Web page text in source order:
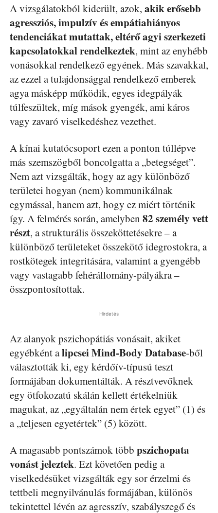
A vizsgálatokból kiderült, azok, akik erősebb
agressziós, impulzív és empátiahiányos
tendenciákat mutattak, eltérő agyi szerkezeti
kapcsolatokkal rendelkeztek, mint az enyhébb
vonásokkal rendelkező egyének. Más szavakkal,
az ezzel a tulajdonsággal rendelkező emberek
agya másképp működik, egyes idegpályák
túlfeszültek, míg mások gyengék, ami káros
vagy zavaró viselkedéshez vezethet.
A kínai kutatócsoport ezen a ponton túllépve
más szemszögből boncolgatta a „betegséget”.
Nem azt vizsgálták, hogy az agy különböző
területei hogyan (nem) kommunikálnak
egymással, hanem azt, hogy ez miért történik
így. A felmérés során, amelyben 82 személy vett
részt, a strukturális összeköttetésekre – a
különböző területeket összekötő idegrostokra, a
rostkötegek integritására, valamint a gyengébb
vagy vastagabb fehérállomány-pályákra –
összpontosítottak.
Hirdetés
Az alanyok pszichopátiás vonásait, akiket
egyébként alipcsei Mind-Body Database-ből
választották ki, egy kérdőív-típusú teszt
formájában dokumentálták. A résztvevőknek
egy ötfokozatú skálán kellett értékelniük
magukat, az „egyáltalán nem értek egyet” (1) és
a „teljesen egyetértek” (5) között.
A magasabb pontszámok több pszichopata
vonást jeleztek. Ezt követően pedig a
viselkedésüket vizsgálták egy sor érzelmi és
tettbeli megnyilvánulás formájában, különös
tekintettel lévén az agresszív, szabályszegő és